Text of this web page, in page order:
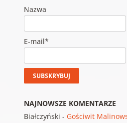
Nazwa
E-mail*
NAJNOWSZE KOMENTARZE
Białczyński - Gościwit